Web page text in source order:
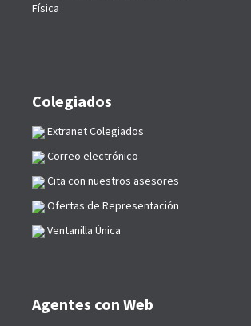
Física
Colegiados
Extranet Colegiados
Correo electrónico
Cita con nuestros asesores
Ofertas de Representación
Ventanilla Única
Agentes con Web